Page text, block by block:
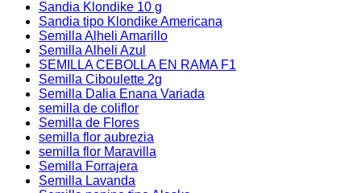
Sandia Klondike 10 g
Sandia tipo Klondike Americana
Semilla Alheli Amarillo
Semilla Alheli Azul
SEMILLA CEBOLLA EN RAMA F1
Semilla Ciboulette 2g
Semilla Dalia Enana Variada
semilla de coliflor
Semilla de Flores
semilla flor aubrezia
semilla flor Maravilla
Semilla Forrajera
Semilla Lavanda